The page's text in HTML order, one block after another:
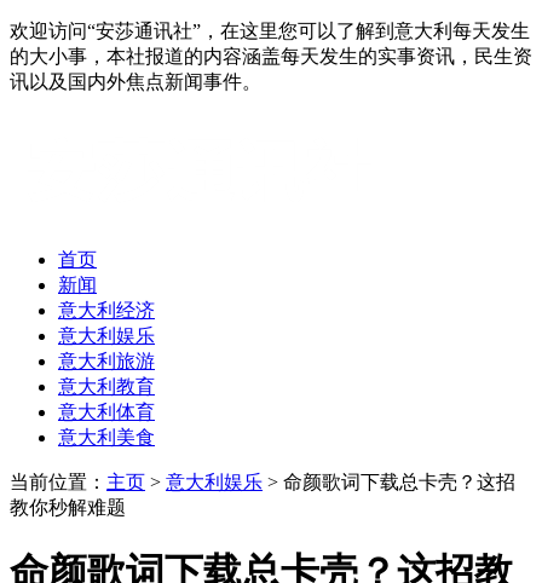
欢迎访问“安莎通讯社”，在这里您可以了解到意大利每天发生
的大小事，本社报道的内容涵盖每天发生的实事资讯，民生资
讯以及国内外焦点新闻事件。
首页
新闻
意大利经济
意大利娱乐
意大利旅游
意大利教育
意大利体育
意大利美食
当前位置： 主页 > 意大利娱乐 > 命颜歌词下载总卡壳？这招
教你秒解难题
命颜歌词下载总卡壳？这招教